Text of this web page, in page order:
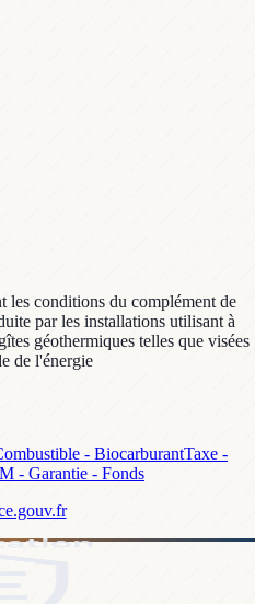
les conditions du complément de
par les installations utilisant à
géothermiques telles que visées
de l'énergie
- BiocarburantTaxe -
- Garantie - Fonds